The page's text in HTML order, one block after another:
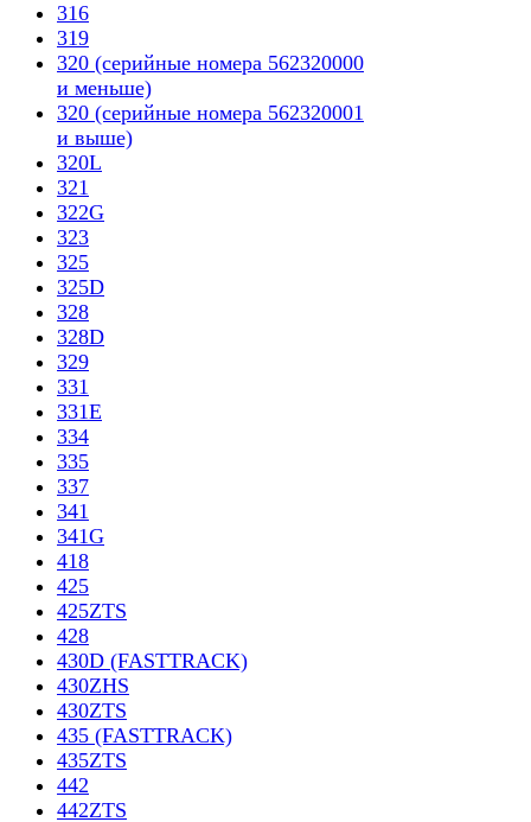
316
319
320 (серийные номера 562320000
и меньше)
320 (серийные номера 562320001
и выше)
320L
321
322G
323
325
325D
328
328D
329
331
331E
334
335
337
341
341G
418
425
425ZTS
428
430D (FASTTRACK)
430ZHS
430ZTS
435 (FASTTRACK)
435ZTS
442
442ZTS